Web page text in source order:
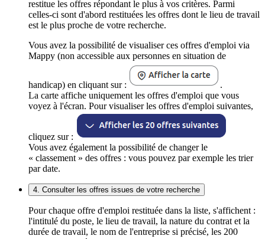
restitue les offres répondant le plus à vos critères. Parmi
celles-ci sont d'abord restituées les offres dont le lieu de travail
est le plus proche de votre recherche.
Vous avez la possibilité de visualiser ces offres d'emploi via
Mappy (non accessible aux personnes en situation de
handicap) en cliquant sur :
.
La carte affiche uniquement les offres d'emploi que vous
voyez à l'écran. Pour visualiser les offres d'emploi suivantes,
cliquez sur :
Vous avez également la possibilité de changer le
« classement » des offres : vous pouvez par exemple les trier
par date.
4. Consulter les offres issues de votre recherche
Pour chaque offre d'emploi restituée dans la liste, s'affichent :
l'intitulé du poste, le lieu de travail, la nature du contrat et la
durée de travail, le nom de l'entreprise si précisé, les 200